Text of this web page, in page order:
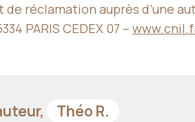
de réclamation auprès d’une
PARIS CEDEX 07 –
Théo R.